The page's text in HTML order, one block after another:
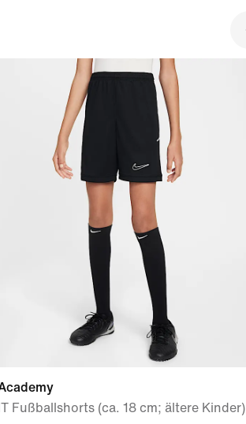
Fußballshorts (ca. 18 cm; ältere Kinder)